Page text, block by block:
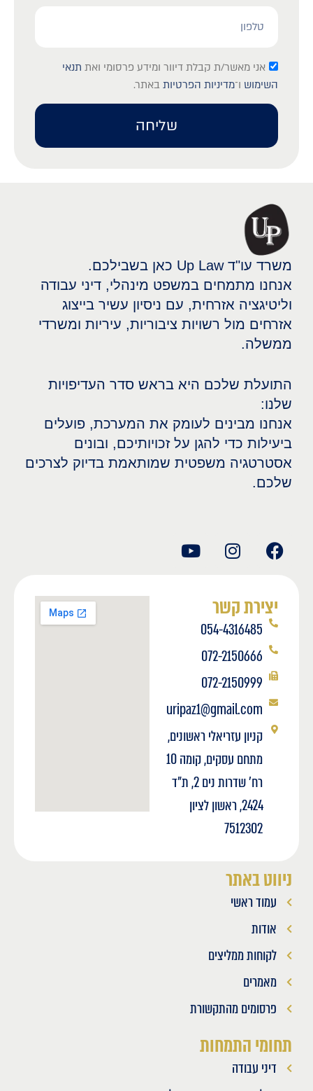
אני מאשר/ת קבלת דיוור ומידע פרסומי ואת תנאי
השימוש ו־מדיניות הפרטיות באתר.
שליחה
משרד עו"ד Up Law כאן בשבילכם.
אנחנו מתמחים במשפט מינהלי, דיני עבודה
וליטיגציה אזרחית, עם ניסיון עשיר בייצוג
אזרחים מול רשויות ציבוריות, עיריות ומשרדי
ממשלה.
התועלת שלכם היא בראש סדר העדיפויות
שלנו:
אנחנו מבינים לעומק את המערכת, פועלים
ביעילות כדי להגן על זכויותיכם, ובונים
אסטרטגיה משפטית שמותאמת בדיוק לצרכים
שלכם.
ניווט באתר
עמוד ראשי
אודות
לקוחות ממליצים
מאמרים
פרסומים מהתקשורת
תחומי התמחות
דיני עבודה
יצירת קשר
054-4316485
072-2150666
072-2150999
uripaz1@gmail.com
קניון עזריאלי ראשונים,
מתחם עסקים, קומה 10
רח' שדרות נים 2, ת"ד
2424, ראשון לציון
7512302